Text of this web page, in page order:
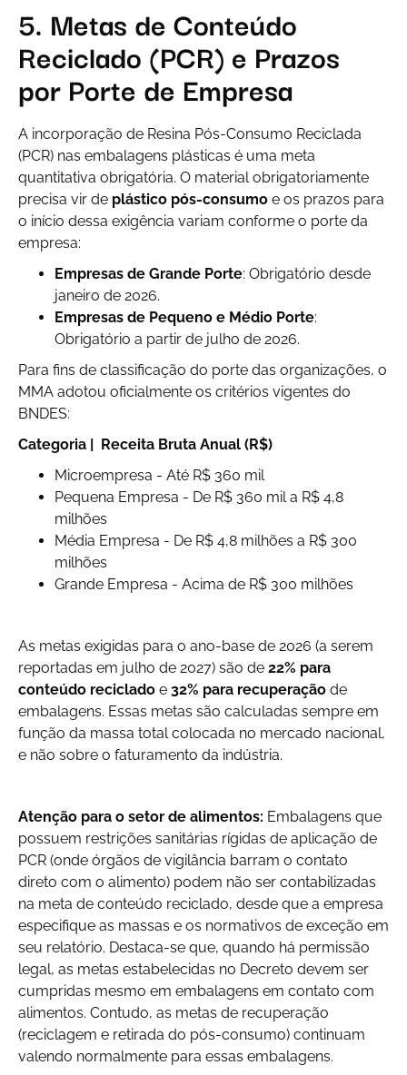
5. Metas de Conteúdo
Reciclado (PCR) e Prazos
por Porte de Empresa
A incorporação de Resina Pós-Consumo Reciclada
(PCR) nas embalagens plásticas é uma meta
quantitativa obrigatória. O material obrigatoriamente
precisa vir de plástico pós-consumo e os prazos para
o início dessa exigência variam conforme o porte da
empresa:
Empresas de Grande Porte: Obrigatório desde
janeiro de 2026.
Empresas de Pequeno e Médio Porte:
Obrigatório a partir de julho de 2026.
Para fins de classificação do porte das organizações, o
MMA adotou oficialmente os critérios vigentes do
BNDES:
Categoria | Receita Bruta Anual (R$)
Microempresa - Até R$ 360 mil
Pequena Empresa - De R$ 360 mil a R$ 4,8
milhões
Média Empresa - De R$ 4,8 milhões a R$ 300
milhões
Grande Empresa - Acima de R$ 300 milhões
As metas exigidas para o ano-base de 2026 (a serem
reportadas em julho de 2027) são de 22% para
conteúdo reciclado e 32% para recuperação de
embalagens. Essas metas são calculadas sempre em
função da massa total colocada no mercado nacional,
e não sobre o faturamento da indústria.
Atenção para o setor de alimentos: Embalagens que
possuem restrições sanitárias rígidas de aplicação de
PCR (onde órgãos de vigilância barram o contato
direto com o alimento) podem não ser contabilizadas
na meta de conteúdo reciclado, desde que a empresa
especifique as massas e os normativos de exceção em
seu relatório. Destaca-se que, quando há permissão
legal, as metas estabelecidas no Decreto devem ser
cumpridas mesmo em embalagens em contato com
alimentos. Contudo, as metas de recuperação
(reciclagem e retirada do pós-consumo) continuam
valendo normalmente para essas embalagens.